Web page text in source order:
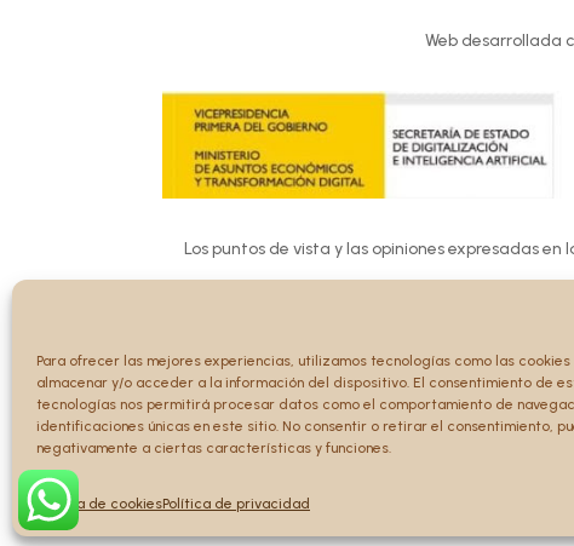
Para ofrecer las mejores experiencias, utilizamos tecnologías como las cookies
almacenar y/o acceder a la información del dispositivo. El consentimiento de
tecnologías nos permitirá procesar datos como el comportamiento de
identificaciones únicas en este sitio. No consentir o retirar el consentimiento,
negativamente a ciertas características y funciones.
Política de cookiesPolítica de privacidad
Web desarrollada
Los puntos de vista y las opiniones expresadas
Ni la Unión